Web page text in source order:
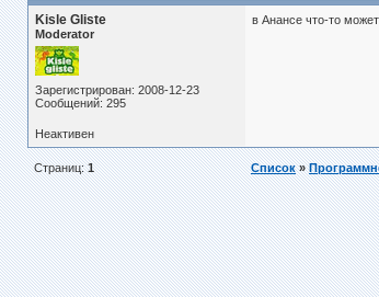
Kisle Gliste
Moderator
Зарегистрирован: 2008-12-23
Сообщений: 295
в Анансе что-то
Неактивен
Страниц:1 Список»